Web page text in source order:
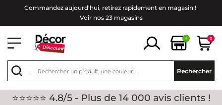
Commandez aujourd'hui, retirez rapidement en magasin !
Voir nos 23 magasins
+ 0
Rechercher
⭐⭐⭐⭐⭐ 4.8/5 - Plus de 14 000 avis clients !